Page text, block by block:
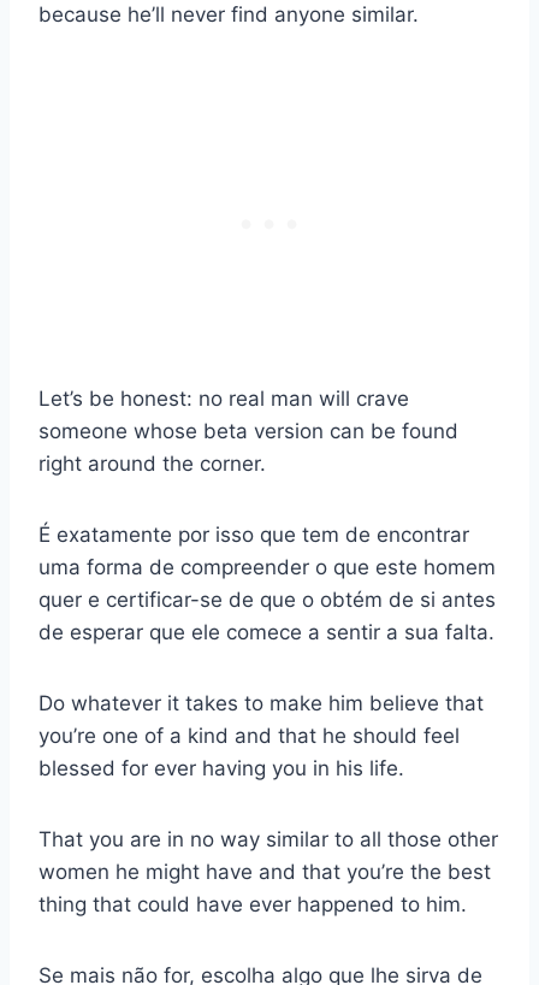
because he’ll never find anyone similar.
Let’s be honest: no real man will crave
someone whose beta version can be found
right around the corner.
É exatamente por isso que tem de encontrar
uma forma de compreender o que este homem
quer e certificar-se de que o obtém de si antes
de esperar que ele comece a sentir a sua falta.
Do whatever it takes to make him believe that
you’re one of a kind and that he should feel
blessed for ever having you in his life.
That you are in no way similar to all those other
women he might have and that you’re the best
thing that could have ever happened to him.
Se mais não for, escolha algo que lhe sirva de